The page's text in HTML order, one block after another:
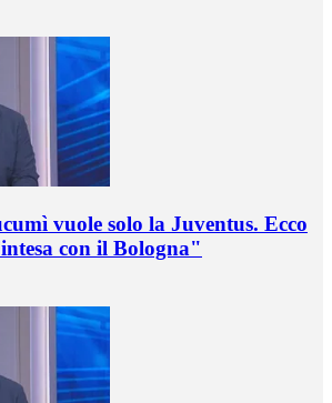
vuole solo la Juventus. Ecco
con il Bologna"